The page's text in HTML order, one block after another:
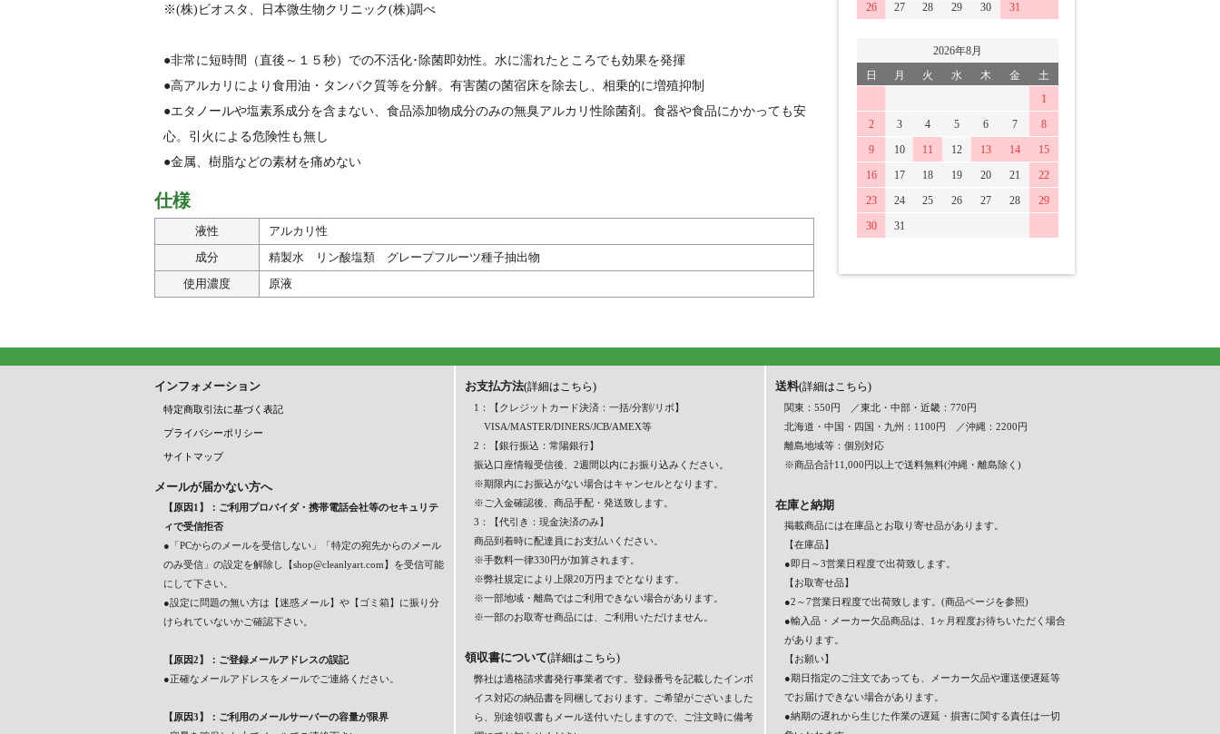
※(株)ビオスタ、日本微生物クリニック(株)調べ
●非常に短時間（直後～１５秒）での不活化･除菌即効性。水に濡れたところでも効果を発揮
●高アルカリにより食用油・タンパク質等を分解。有害菌の菌宿床を除去し、相乗的に増殖抑制
●エタノールや塩素系成分を含まない、食品添加物成分のみの無臭アルカリ性除菌剤。食器や食品にかかっても安
心。引火による危険性も無し
●金属、樹脂などの素材を痛めない
仕様
液性
アルカリ性
成分
精製水 リン酸塩類 グレープフルーツ種子抽出物
使用濃度
原液
26
27 28 29 30 31
2026年8月
日
月 火 水 木 金
土
1
2
3 4 5 6 7
8
9
10 11 12 13 14
15
16
17 18 19 20 21
22
23
24 25 26 27 28
29
30
31
インフォメーション
特定商取引法に基づく表記
プライバシーポリシー
サイトマップ
メールが届かない方へ
【原因1】：ご利用プロバイダ・携帯電話会社等のセキュリテ
ィで受信拒否
●「PCからのメールを受信しない」「特定の宛先からのメール
のみ受信」の設定を解除し【shop@cleanlyart.com】を受信可能
にして下さい。
●設定に問題の無い方は【迷惑メール】や【ゴミ箱】に振り分
けられていないかご確認下さい。
【原因2】：ご登録メールアドレスの誤記
●正確なメールアドレスをメールでご連絡ください。
【原因3】：ご利用のメールサーバーの容量が限界
お支払方法(詳細はこちら)
1：【クレジットカード決済：一括/分割/リボ】
VISA/MASTER/DINERS/JCB/AMEX等
2：【銀行振込：常陽銀行】
振込口座情報受信後、2週間以内にお振り込みください。
※期限内にお振込がない場合はキャンセルとなります。
※ご入金確認後、商品手配・発送致します。
3：【代引き：現金決済のみ】
商品到着時に配達員にお支払いください。
※手数料一律330円が加算されます。
※弊社規定により上限20万円までとなります。
※一部地域・離島ではご利用できない場合があります。
※一部のお取寄せ商品には、ご利用いただけません。
領収書について(詳細はこちら)
弊社は適格請求書発行事業者です。登録番号を記載したインボ
イス対応の納品書を同梱しております。ご希望がございました
ら、別途領収書もメール送付いたしますので、ご注文時に備考
送料(詳細はこちら)
関東：550円 ／東北・中部・近畿：770円
北海道・中国・四国・九州：1100円 ／沖縄：2200円
離島地域等：個別対応
※商品合計11,000円以上で送料無料(沖縄・離島除く)
在庫と納期
掲載商品には在庫品とお取り寄せ品があります。
【在庫品】
●即日～3営業日程度で出荷致します。
【お取寄せ品】
●2～7営業日程度で出荷致します。(商品ページを参照)
●輸入品・メーカー欠品商品は、1ヶ月程度お待ちいただく場合
があります。
【お願い】
●期日指定のご注文であっても、メーカー欠品や運送便遅延等
でお届けできない場合があります。
●納期の遅れから生じた作業の遅延・損害に関する責任は一切